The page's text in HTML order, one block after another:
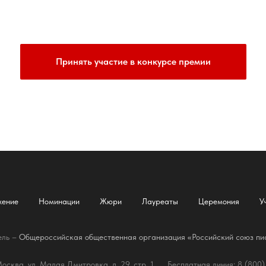
Принять участие в конкурсе премии
Номинации Жюри Лауреаты Церемония
– Общероссийская общественная организация «Российский союз
ул. Малая Дмитровка, д. 29, стр. 1. Бесплатная линия: 8 (800)